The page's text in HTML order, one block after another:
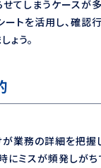
せてしまうケースが
ートを活用し、確認
ょう。
業務の詳細を把握
にミスが頻発しがち